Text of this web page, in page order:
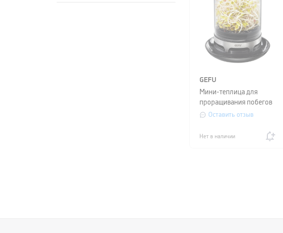
GEFU
Мини-теплица для
проращивания побегов
GEFU Kitchen Aids
Оставить отзыв
Нет в наличии